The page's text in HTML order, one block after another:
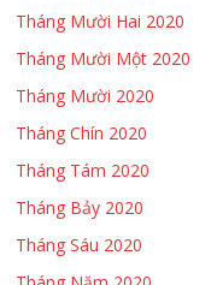
Tháng Mười Hai 2020
Tháng Mười Một 2020
Tháng Mười 2020
Tháng Chín 2020
Tháng Tám 2020
Tháng Bảy 2020
Tháng Sáu 2020